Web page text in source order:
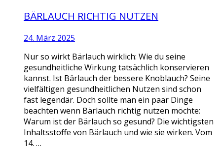
BÄRLAUCH RICHTIG NUTZEN
24. März 2025
Nur so wirkt Bärlauch wirklich: Wie du seine
gesundheitliche Wirkung tatsächlich konservieren
kannst. Ist Bärlauch der bessere Knoblauch? Seine
vielfältigen gesundheitlichen Nutzen sind schon
fast legendär. Doch sollte man ein paar Dinge
beachten wenn Bärlauch richtig nutzen möchte:
Warum ist der Bärlauch so gesund? Die wichtigsten
Inhaltsstoffe von Bärlauch und wie sie wirken. Vom
14. …